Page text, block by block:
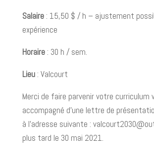
Salaire: 15,50 $ / h – ajustement
expérience
Horaire: 30 h / sem.
Lieu: Valcourt
Merci de faire parvenir votre curriculum
accompagné d’une lettre de
à l’adresse suivante :
plus tard le 30 mai 2021.